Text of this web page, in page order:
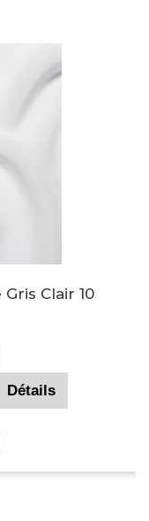
Clair 10
Détails